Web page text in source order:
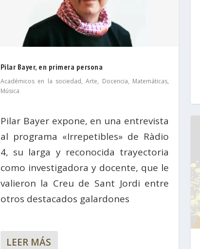
Pilar Bayer, en primera persona
Académicos en la sociedad,Arte, Docencia, Matemáticas,
Música
Pilar Bayer expone, en una entrevista
al programa «Irrepetibles» de Ràdio
4, su larga y reconocida trayectoria
como investigadora y docente, que le
valieron la Creu de Sant Jordi entre
otros destacados galardones
LEER MÁS